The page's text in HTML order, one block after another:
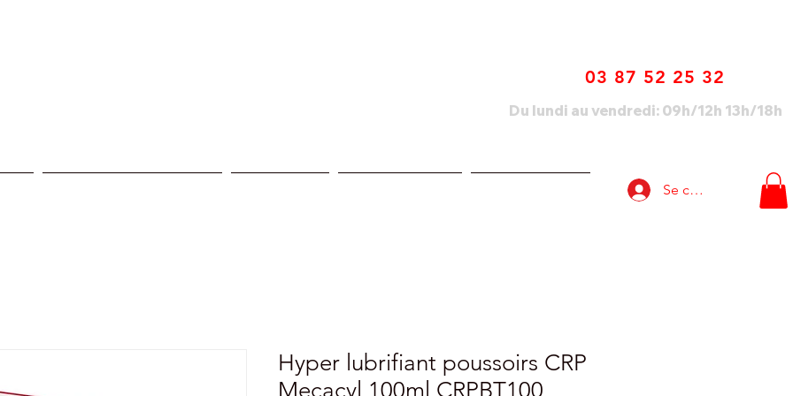
03 87 52 25 32
Du lundi au vendredi: 09h/12h 13h/18h
Se connecter
Hyper lubrifiant poussoirs CRP
Mecacyl 100ml CRPBT100